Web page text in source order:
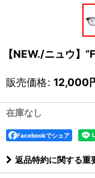
【NEW./ニュウ】
販売価格: 12,000
在庫なし
Facebookでシェア
返品特約に関する重